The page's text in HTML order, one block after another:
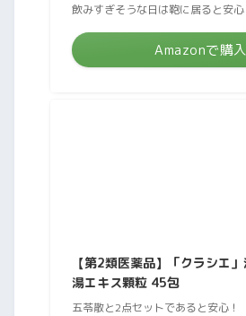
飲みすぎそうな日は鞄に居ると安心
Amazonで購入
【第2類医薬品】「クラシエ
湯エキス顆粒 45包
五苓散と2点セットであると安心！